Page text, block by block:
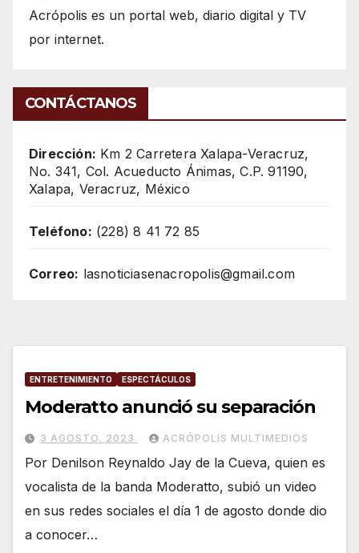
Acrópolis es un portal web, diario digital y TV
por internet.
CONTÁCTANOS
Dirección: Km 2 Carretera Xalapa-Veracruz,
No. 341, Col. Acueducto Ánimas, C.P. 91190,
Xalapa, Veracruz, México
Teléfono: (228) 8 41 72 85
Correo: lasnoticiasenacropolis@gmail.com
ENTRETENIMIENTO ESPECTÁCULOS
Moderatto anunció su separación
3 AGOSTO, 2023 ACRÓPOLIS MULTIMEDIOS
Por Denilson Reynaldo Jay de la Cueva, quien es
vocalista de la banda Moderatto, subió un video
en sus redes sociales el día 1 de agosto donde dio
a conocer…